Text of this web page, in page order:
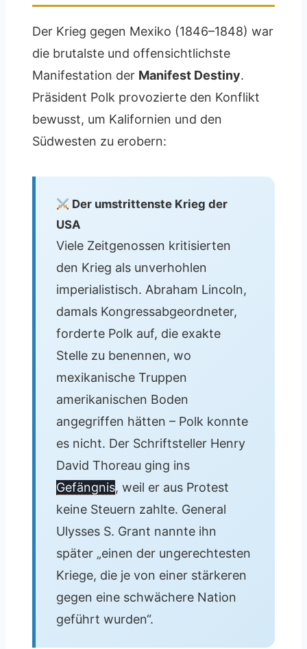
Der Krieg gegen Mexiko (1846–1848) war
die brutalste und offensichtlichste
Manifestation der Manifest Destiny.
Präsident Polk provozierte den Konflikt
bewusst, um Kalifornien und den
Südwesten zu erobern:
Der umstrittenste Krieg der
USA
Viele Zeitgenossen kritisierten
den Krieg als unverhohlen
imperialistisch. Abraham Lincoln,
damals Kongressabgeordneter,
forderte Polk auf, die exakte
Stelle zu benennen, wo
mexikanische Truppen
amerikanischen Boden
angegriffen hätten – Polk konnte
es nicht. Der Schriftsteller Henry
David Thoreau ging ins
Gefängnis, weil er aus Protest
keine Steuern zahlte. General
Ulysses S. Grant nannte ihn
später „einen der ungerechtesten
Kriege, die je von einer stärkeren
gegen eine schwächere Nation
geführt wurden“.